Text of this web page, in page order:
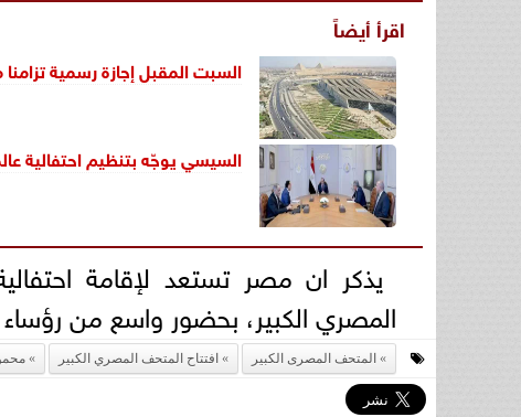
اقرأ أيضاً
السبت المقبل إجازة رسمية
السيسي يوجّه بتنظيم احتفالية
المصري الكبير، بحضور واسع من
المتحف المصرى الكبير افتتاح المتحف المصري الكبير